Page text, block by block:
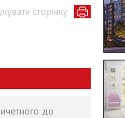
сторінку
до